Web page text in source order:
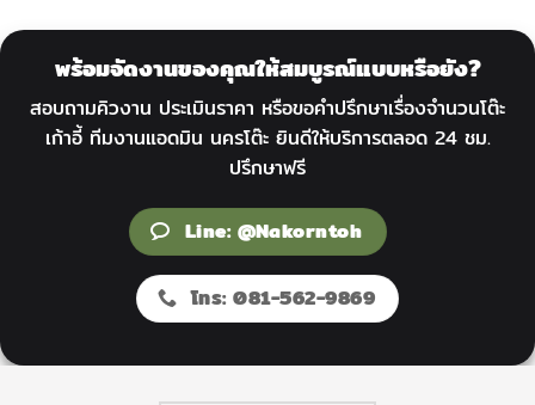
พร้อมจัดงานของคุณให้สมบูรณ์แบบหรือยัง?
สอบถามคิวงาน ประเมินราคา หรือขอคำปรึกษาเรื่องจำนวนโต๊ะ
เก้าอี้ ทีมงานแอดมิน นครโต๊ะ ยินดีให้บริการตลอด 24 ชม.
ปรึกษาฟรี
Line: @Nakorntoh
โทร: 081-562-9869